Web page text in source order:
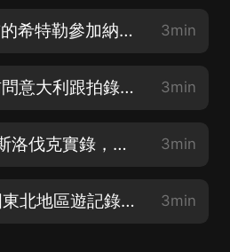
76. 1927年奪權前的希特勒參加納粹黨代會錄像，啤酒館暴動參與者出鏡 3min
75. 1938年偽滿訪問意大利跟拍錄像，漢奸韓雲階被攔停兩次 3min
74. 德國侵占捷克斯洛伐克實錄，總統夜訪柏林、希特勒和德軍進入首都 3min
73. 1930年代中國東北地區遊記錄像，滿洲里和大連等地鏡頭 3min